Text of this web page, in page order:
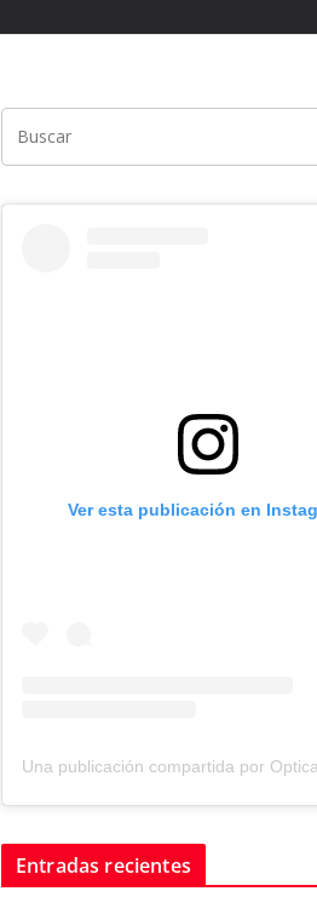
Ver esta publicación en
Una publicación compartida por Optica Nacional ®
Entradas recientes